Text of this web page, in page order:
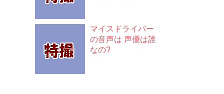
マイスドライバー
の音声は 声優は誰
なの?